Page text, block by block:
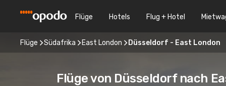
Flüge Hotels Flug + Hotel
Flüge Südafrika East London Düsseldorf - East London
Flüge von Düsseldorf nach